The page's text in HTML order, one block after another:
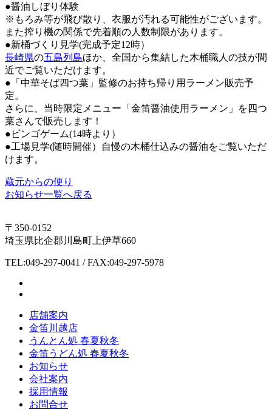
●醤油しぼり体験
※もろみ等が飛び散り、衣服が汚れる可能性がございます。
また搾り機の関係で先着順の人数制限があります。
●新桶づくり見学(完成予定12時）
長崎県の五島列島ほか、全国から集結した木桶職人の技が間
近でご覧いただけます。
●「中華そば四つ葉」監修のお持ち帰り用ラーメン販売予
定。
さらに、当時限定メニュー「金笛醤油使用ラーメン」を四つ
葉さんで販売します！
●ビンゴゲーム(14時より）
●工場見学(随時開催）自慢の木桶仕込みの醤油をご覧いただ
けます。
蔵元からの便り
お知らせ一覧へ戻る
〒350-0152
埼玉県比企郡川島町上伊草660
TEL:049-297-0041 / FAX:049-297-5978
店舗案内
金笛川越店
うんとん処 春夏秋冬
金笛うどん処 春夏秋冬
お知らせ
会社案内
採用情報
お問合せ